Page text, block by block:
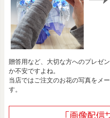
贈答用など、大切な方へのプレゼ
か不安ですよね。
当店ではご注文のお花の写真をメ
す。
「画像配